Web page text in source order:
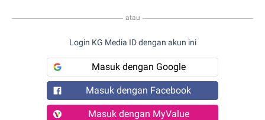
atau
Login KG Media ID dengan akun ini
Masuk dengan Google
Masuk dengan Facebook
Masuk dengan MyValue